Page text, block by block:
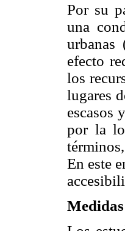
Por su
una
urbanas
efecto
los
lugares
escasos
por la
En este